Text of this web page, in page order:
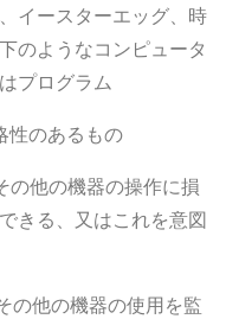
イースターエッグ、時
のようなコンピュータ
プログラム
性のあるもの
の他の機器の操作に損
きる、又はこれを意図
の他の機器の使用を監